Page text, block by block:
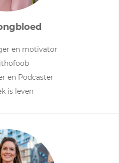
en motivator
en Podcaster
is leven